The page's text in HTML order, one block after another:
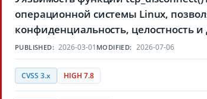
операционной системы Linux,
конфиденциальность, целостность
PUBLISHED: 2026-03-01 MODIFIED: 2026-07-06
CVSS 3.x HIGH 7.8